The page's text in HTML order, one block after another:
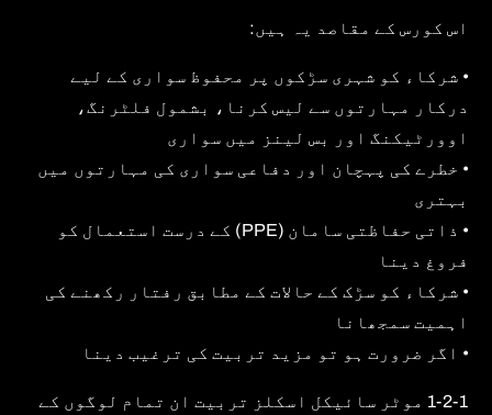
اس کورس کے مقاصد یہ ہیں:
• شرکاء کو شہری سڑکوں پر محفوظ سواری کے لیے
درکار مہارتوں سے لیس کرنا، بشمول فلٹرنگ،
اوورٹیکنگ اور بس لینز میں سواری
• خطرے کی پہچان اور دفاعی سواری کی مہارتوں میں
بہتری
• ذاتی حفاظتی سامان (PPE) کے درست استعمال کو
فروغ دینا
• شرکاء کو سڑک کے حالات کے مطابق رفتار رکھنے کی
اہمیت سمجھانا
• اگر ضرورت ہو تو مزید تربیت کی ترغیب دینا
1-2-1 موٹر سائیکل اسکلز تربیت ان تمام لوگوں کے